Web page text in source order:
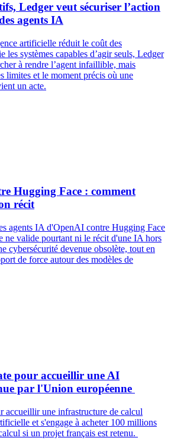
Ledger veut sécuriser l’action
agents IA
artificielle réduit le coût des
les systèmes capables d’agir seuls, Ledger
à rendre l’agent infaillible, mais
limites et le moment précis où une
un acte.
Hugging Face : comment
récit
agents IA d'OpenAI contre Hugging Face
ne valide pourtant ni le récit d'une IA hors
cybersécurité devenue obsolète, tout en
de force autour des modèles de
pour accueillir une AI
par l'Union européenne
accueillir une infrastructure de calcul
et s'engage à acheter 100 millions
si un projet français est retenu.